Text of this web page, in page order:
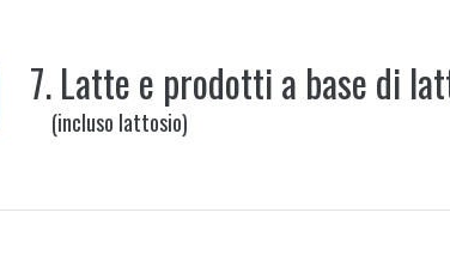
7.Latte e prodotti a base di
(incluso lattosio)